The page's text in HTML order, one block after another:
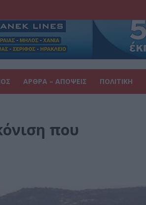
ΑΡΘΡΑ – ΑΠΟΨΕΙΣ ΠΟΛΙΤΙΚΗ
που